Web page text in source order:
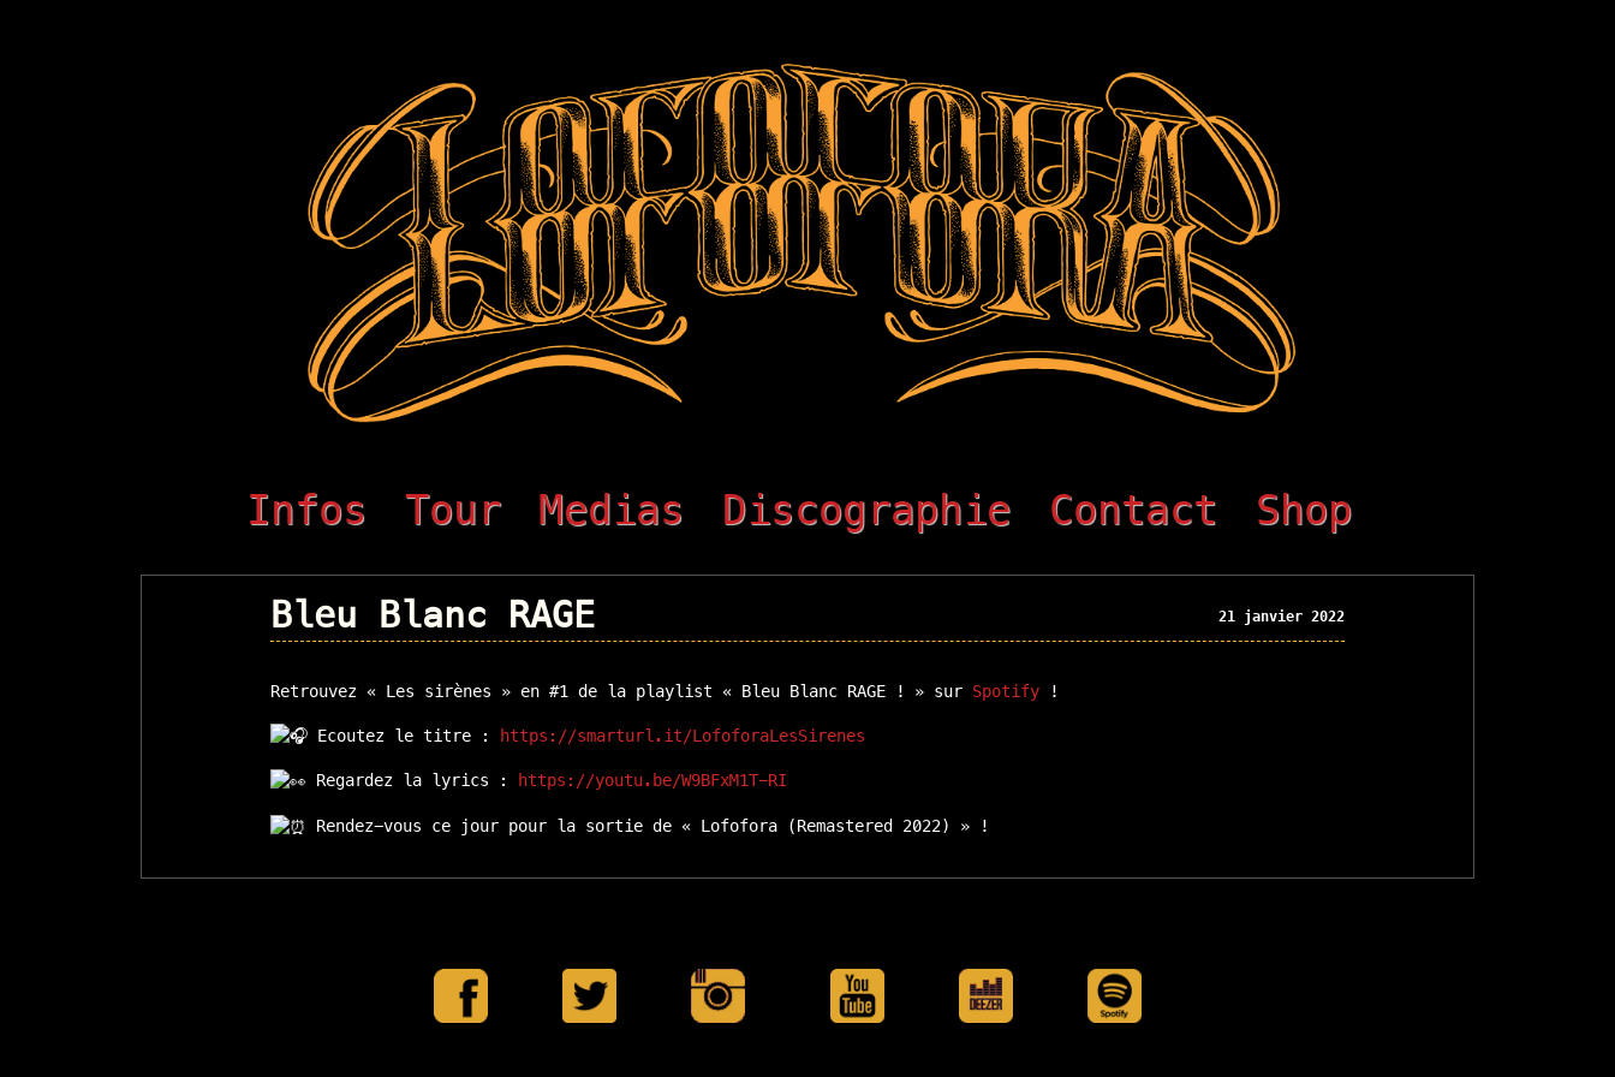
Infos Tour Medias Discographie Contact Shop
Bleu Blanc RAGE 21 janvier 2022
Retrouvez « Les sirènes » en #1 de la playlist « Bleu Blanc RAGE ! » sur Spotify !
Ecoutez le titre : https://smarturl.it/LofoforaLesSirenes
Regardez la lyrics : https://youtu.be/W9BFxM1T-RI
Rendez-vous ce jour pour la sortie de « Lofofora (Remastered 2022) » !